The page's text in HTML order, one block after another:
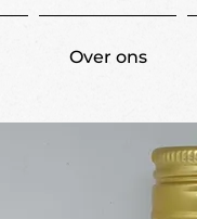
Over ons